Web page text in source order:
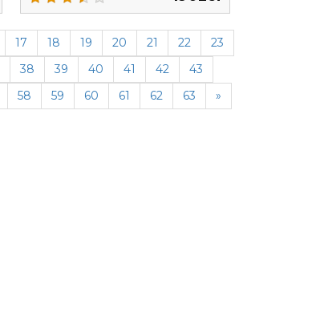
17 18 19 20 21 22
23
38 39 40 41 42
43
58 59 60 61 62 63 »